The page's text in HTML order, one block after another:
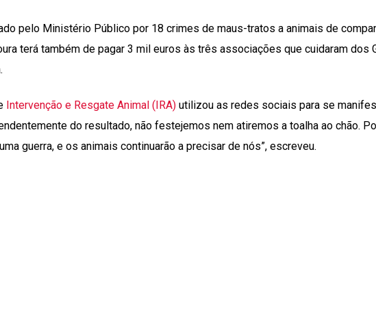
pelo Ministério Público por 18 crimes de maus-tratos a animais de
terá também de pagar 3 mil euros às três associações que cuidaram dos
Intervenção e Resgate Animal (IRA)utilizou as redes sociais para se
do resultado, não festejemos nem atiremos a toalha ao chão.
guerra, e os animais continuarão a precisar de nós”, escreveu.